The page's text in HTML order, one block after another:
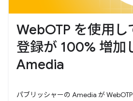
WebOTP を使用し
登録が 100% 増加
Amedia
パブリッシャーの Amedia が